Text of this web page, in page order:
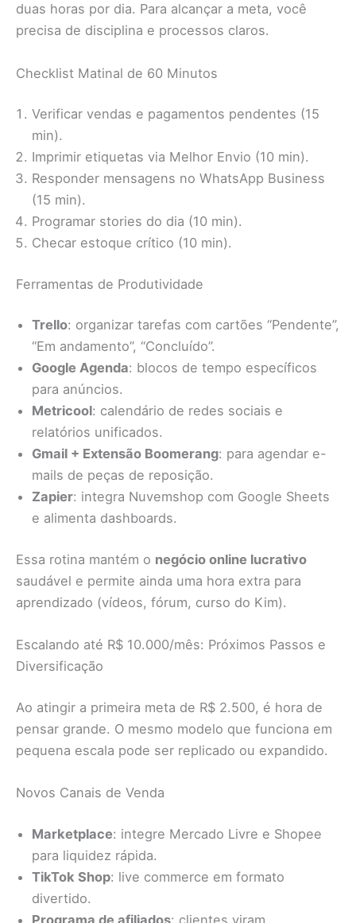
duas horas por dia. Para alcançar a meta, você
precisa de disciplina e processos claros.
Checklist Matinal de 60 Minutos
Verificar vendas e pagamentos pendentes (15
min).
Imprimir etiquetas via Melhor Envio (10 min).
Responder mensagens no WhatsApp Business
(15 min).
Programar stories do dia (10 min).
Checar estoque crítico (10 min).
Ferramentas de Produtividade
Trello: organizar tarefas com cartões “Pendente”,
“Em andamento”, “Concluído”.
Google Agenda: blocos de tempo específicos
para anúncios.
Metricool: calendário de redes sociais e
relatórios unificados.
Gmail + Extensão Boomerang: para agendar e-
mails de peças de reposição.
Zapier: integra Nuvemshop com Google Sheets
e alimenta dashboards.
Essa rotina mantém o negócio online lucrativo
saudável e permite ainda uma hora extra para
aprendizado (vídeos, fórum, curso do Kim).
Escalando até R$ 10.000/mês: Próximos Passos e
Diversificação
Ao atingir a primeira meta de R$ 2.500, é hora de
pensar grande. O mesmo modelo que funciona em
pequena escala pode ser replicado ou expandido.
Novos Canais de Venda
Marketplace: integre Mercado Livre e Shopee
para liquidez rápida.
TikTok Shop: live commerce em formato
divertido.
Programa de afiliados: clientes viram